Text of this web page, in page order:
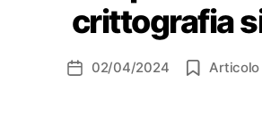
crittografia
Data02/04/2024 Articolo